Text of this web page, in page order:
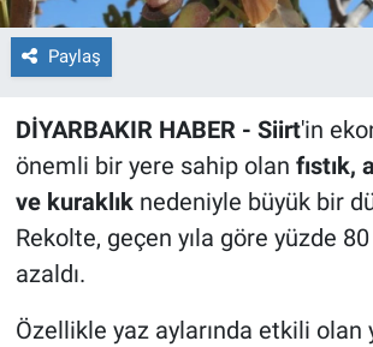
Paylaş
DİYARBAKIR HABER - Siirt'in
önemli bir yere sahip olan fıstık,
ve kuraklık nedeniyle büyük bir
Rekolte, geçen yıla göre yüzde
azaldı.
Özellikle yaz aylarında etkili olan
SPOR
TEKNOLOJİ